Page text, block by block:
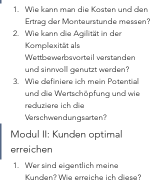
Wie kann man die Kosten und den
Ertrag der Monteurstunde messen?
Wie kann die Agilität in der
Komplexität als
Wettbewerbsvorteil verstanden
und sinnvoll genutzt werden?
Wie definiere ich mein Potential
und die Wertschöpfung und wie
reduziere ich die
Verschwendungsarten?
Modul II: Kunden optimal
erreichen
Wer sind eigentlich meine
Kunden? Wie erreiche ich diese?